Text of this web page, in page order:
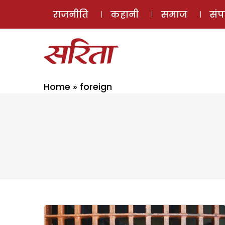
राजनीति कहानी समाज
Home » foreign